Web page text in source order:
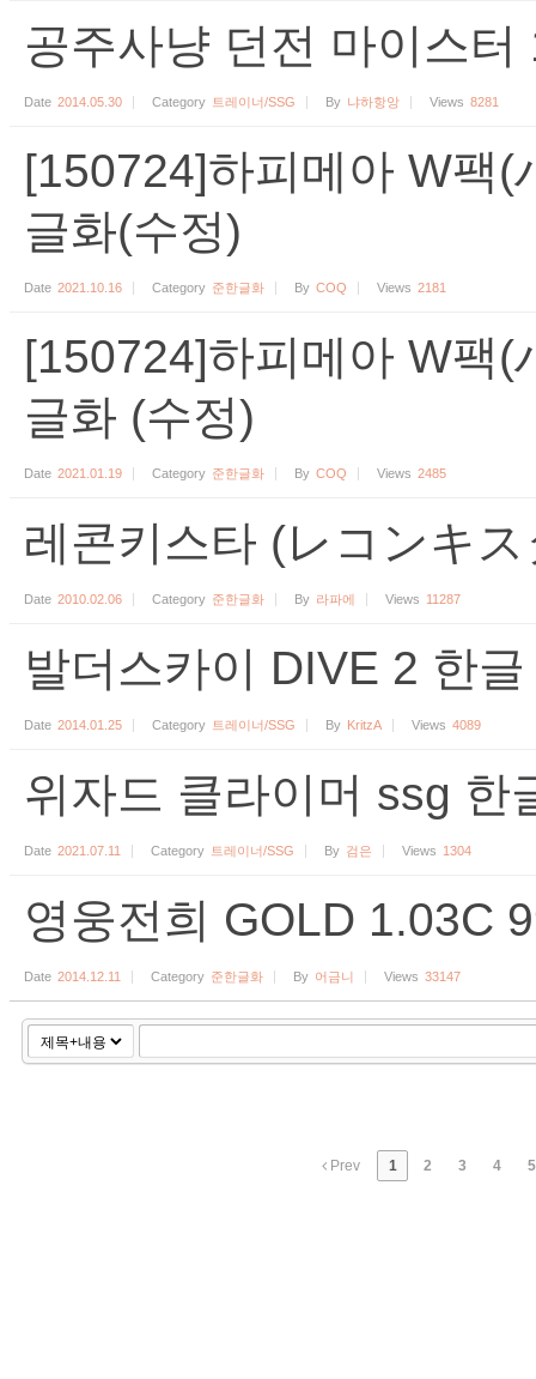
공주사냥 던전 마이스
Date 2014.05.30 Category 트레이너/SSG By 냐하항앙 Views 8281
[150724]하피메아 W팩
글화(수정)
Date 2021.10.16 Category 준한글화 By COQ Views 2181
[150724]하피메아 W팩
글화 (수정)
Date 2021.01.19 Category 준한글화 By COQ Views 2485
레콘키스타 (レコンキス
Date 2010.02.06 Category 준한글화 By 라파에 Views 11287
발더스카이 DIVE 2 한
Date 2014.01.25 Category 트레이너/SSG By KritzA Views 4089
위자드 클라이머 ssg 한
Date 2021.07.11 Category 트레이너/SSG By 검은 Views 1304
영웅전희 GOLD 1.03C
Date 2014.12.11 Category 준한글화 By 어금니 Views 33147
Prev 1 2 3 4 5